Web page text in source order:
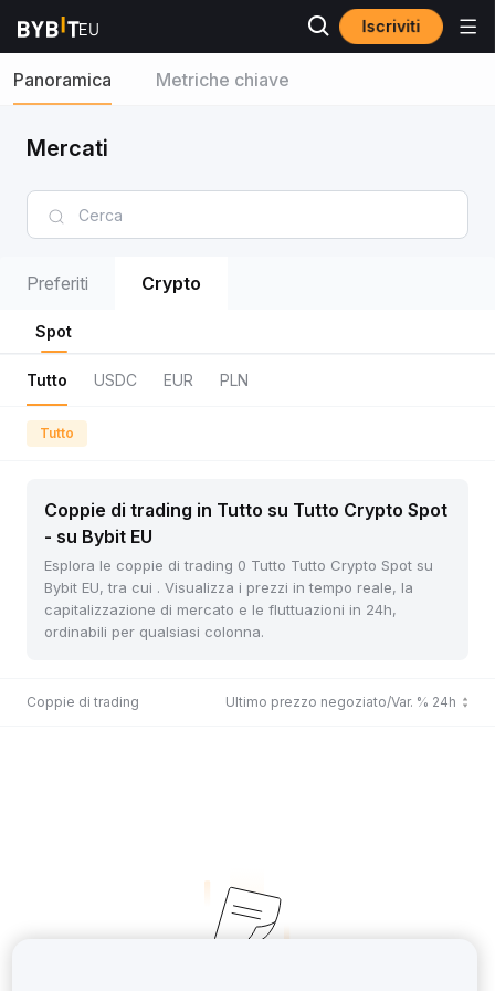
Iscriviti
Panoramica Metriche chiave
Mercati
Preferiti Crypto
Spot
Tutto USDC EUR PLN
Tutto
Coppie di trading in Tutto su Tutto Crypto Spot
- su Bybit EU
Esplora le coppie di trading 0 Tutto Tutto Crypto Spot su
Bybit EU, tra cui . Visualizza i prezzi in tempo reale, la
capitalizzazione di mercato e le fluttuazioni in 24h,
ordinabili per qualsiasi colonna.
Coppie di trading Ultimo prezzo negoziato/Var. % 24h